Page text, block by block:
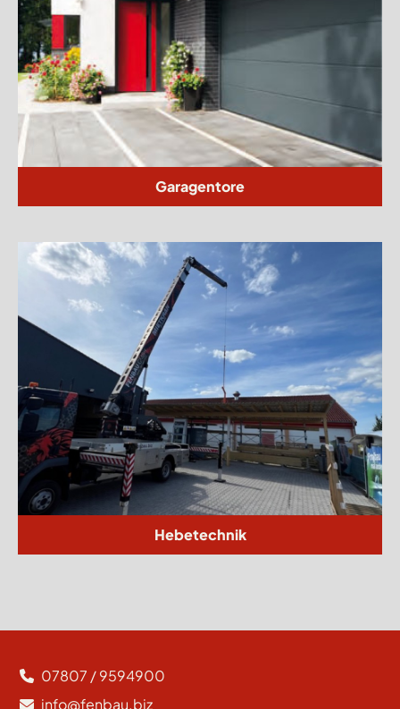
Garagentore
Hebetechnik
07807 / 9594900
info@fenbau.biz